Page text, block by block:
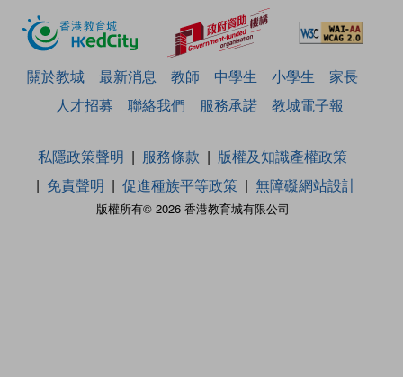
關於教城 最新消息 教師 中學生 小學生
家長
人才招募
聯絡我們 服務承諾 教城電子報
版權所有© 2026 香港教育城有限公司
私隱政策聲明 服務條款
版權及知識產權政策
免責聲明
促進種族平等政策 無障礙網站設計